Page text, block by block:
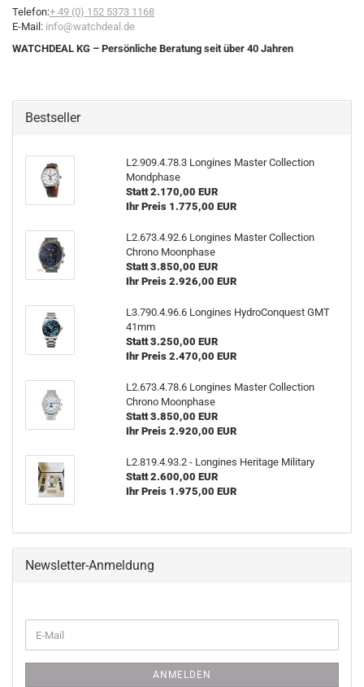
Telefon:+ 49 (0) 152 5373 1168
E-Mail: info@watchdeal.de
WATCHDEAL KG – Persönliche Beratung seit über 40 Jahren
Bestseller
L2.909.4.78.3 Lon­gi­nes Mas­ter Collec­tion
Mond­pha­se
Statt 2.170,00 EUR
Ihr Preis 1.775,00 EUR
L2.673.4.92.6 Lon­gi­nes Mas­ter Collec­tion
Chro­no Moon­pha­se
Statt 3.850,00 EUR
Ihr Preis 2.926,00 EUR
L3.790.4.96.6 Lon­gi­nes Hy­dro­Con­quest GMT
41mm
Statt 3.250,00 EUR
Ihr Preis 2.470,00 EUR
L2.673.4.78.6 Lon­gi­nes Mas­ter Collec­tion
Chro­no Moon­pha­se
Statt 3.850,00 EUR
Ihr Preis 2.920,00 EUR
L2.819.4.93.2 - Lon­gi­nes He­ri­ta­ge Mi­li­ta­ry
Statt 2.600,00 EUR
Ihr Preis 1.975,00 EUR
Newsletter-Anmeldung
ZUR
E-
Mail
ANMELDEN